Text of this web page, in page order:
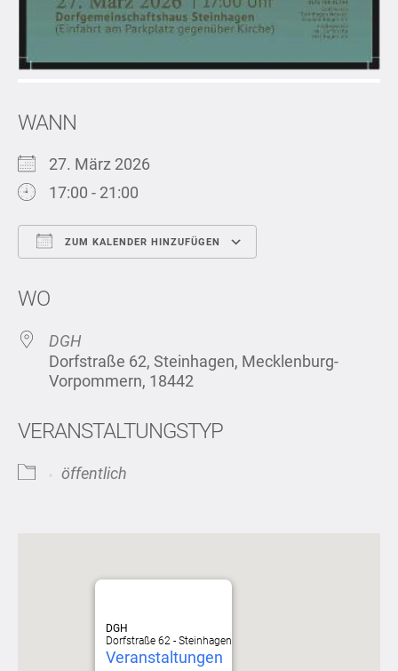
WANN
27. März 2026
17:00 - 21:00
ZUM KALENDER HINZUFÜGEN
WO
DGH
Dorfstraße 62, Steinhagen, Mecklenburg-
Vorpommern, 18442
VERANSTALTUNGSTYP
öffentlich
DGH
Dorfstraße 62 - Steinhagen
Veranstaltungen